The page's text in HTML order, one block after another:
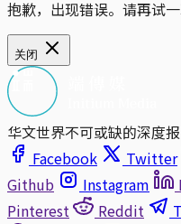
抱歉，出现错误。请再试一
关闭
华文世界不可或缺的深度
Facebook
Twitter
Github
Instagram
Pinterest
Reddit